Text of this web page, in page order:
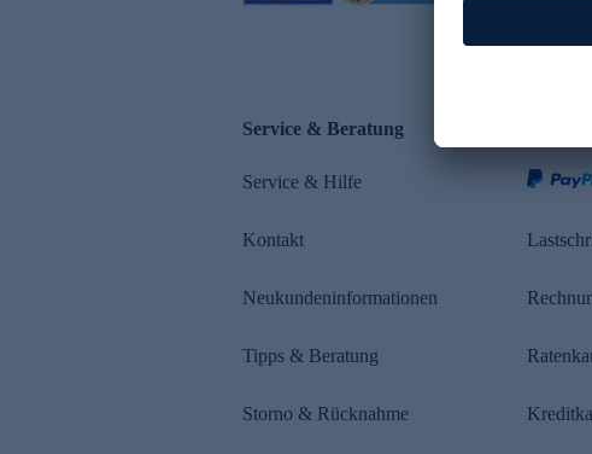
Service & Beratung
Service & Hilfe
Kontakt
Neukundeninformationen
Tipps & Beratung
Storno & Rücknahme